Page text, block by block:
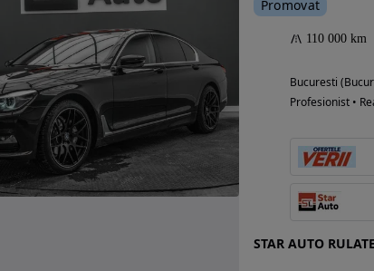
Promovat
110 000 km
Bucuresti
Profesionist •
STAR AUTO RULATE